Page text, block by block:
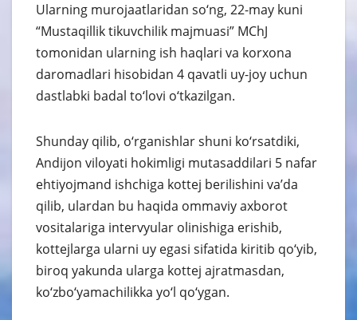
Ularning murojaatlaridan so‘ng, 22-may kuni
“Mustaqillik tikuvchilik majmuasi” MChJ
tomonidan ularning ish haqlari va korxona
daromadlari hisobidan 4 qavatli uy-joy uchun
dastlabki badal to‘lovi o‘tkazilgan.
Shunday qilib, o‘rganishlar shuni ko‘rsatdiki,
Andijon viloyati hokimligi mutasaddilari 5 nafar
ehtiyojmand ishchiga kottej berilishini va’da
qilib, ulardan bu haqida ommaviy axborot
vositalariga intervyular olinishiga erishib,
kottejlarga ularni uy egasi sifatida kiritib qo‘yib,
biroq yakunda ularga kottej ajratmasdan,
ko‘zbo‘yamachilikka yo‘l qo‘ygan.